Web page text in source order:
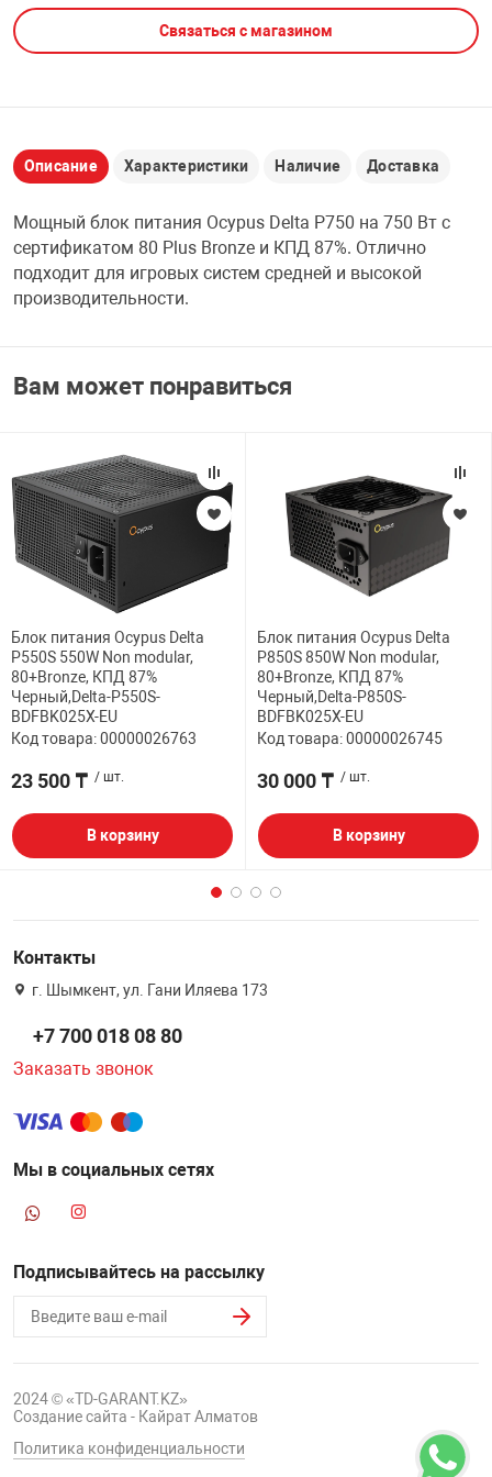
PCI АДАПТЕРЫ
USB
НАБОР ДЛЯ
CD-DVD ДИСКИ
ЛЕНТА ДЛЯ
ДОМА
ТЕХНИКА
Связаться с магазином
Описание Характеристики Наличие Доставка
Мощный блок питания Ocypus Delta P750 на 750 Вт с
сертификатом 80 Plus Bronze и КПД 87%. Отлично
подходит для игровых систем средней и высокой
производительности.
Вам может понравиться
Блок питания Ocypus Delta
P550S 550W Non modular,
80+Bronze, КПД 87%
Черный,Delta-P550S-
BDFBK025X-EU
Код товара: 00000026763
23 500 ₸ / шт.
В корзину
Блок питания Ocypus Delta
P850S 850W Non modular,
80+Bronze, КПД 87%
Черный,Delta-P850S-
BDFBK025X-EU
Код товара: 00000026745
30 000 ₸ / шт.
В корзину
Контакты
г. Шымкент, ул. Гани Иляева 173
+7 700 018 08 80
Заказать звонок
Мы в социальных сетях
Подписывайтесь на рассылку
2024 © «TD-GARANT.KZ»
Создание сайта - Кайрат Алматов
Политика конфиденциальности